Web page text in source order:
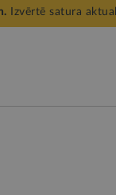
Izvērtē satura